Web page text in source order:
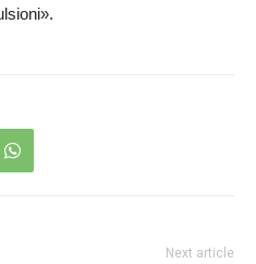
Next article